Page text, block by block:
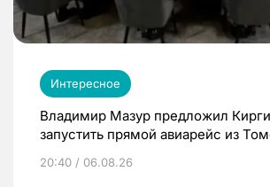
Интересное
Владимир Мазур предложил
запустить прямой авиарейс из
20:40 / 06.08.26